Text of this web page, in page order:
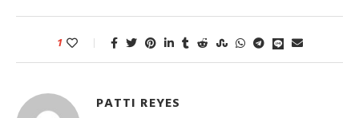
1
PATTI REYES